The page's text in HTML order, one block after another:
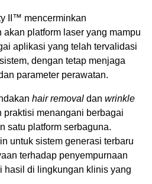
II™ mencerminkan
platform laser yang mampu
aplikasi yang telah tervalidasi
dengan tetap menjaga
parameter perawatan.
hair removal dan wrinkle
praktisi menangani berbagai
satu platform serbaguna.
untuk sistem generasi terbaru
terhadap penyempurnaan
hasil di lingkungan klinis yang